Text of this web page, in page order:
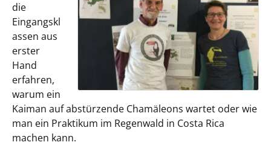
die
Eingangskl
assen aus
erster
Hand
erfahren,
warum ein
Kaiman auf abstürzende Chamäleons wartet oder wie
man ein Praktikum im Regenwald in Costa Rica
machen kann.